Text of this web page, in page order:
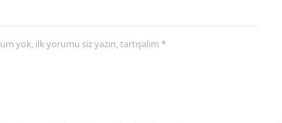
yok, ilk yorumu siz yazın, tartışalım *